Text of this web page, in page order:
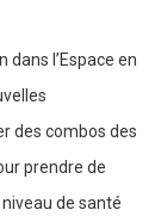
l’Espace en
des combos des
prendre de
de santé